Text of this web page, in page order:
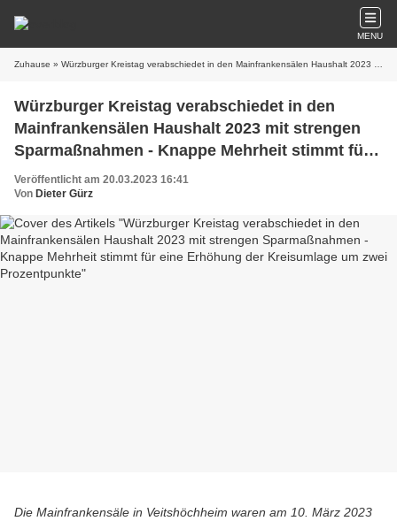
MENU
Zuhause » Würzburger Kreistag verabschiedet in den Mainfrankensälen Haushalt 2023 mit strengen Sparmaßnahmen - Knappe Mehrheit stimmt für eine Erhöhung der Kreisumlage um zwei Prozentpunkte
Würzburger Kreistag verabschiedet in den
Mainfrankensälen Haushalt 2023 mit strengen
Sparmaßnahmen - Knappe Mehrheit stimmt für
eine Erhöhung der Kreisumlage um zwei
Prozentpunkte
Veröffentlicht am 20.03.2023 16:41
Von Dieter Gürz
Die Mainfrankensäle in Veitshöchheim waren am 10. März 2023